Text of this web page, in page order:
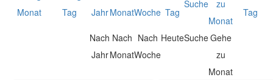
Nach
Jahr
Nach
Monat
Nach
Woche
HeuteSucheGehe
zu
Monat